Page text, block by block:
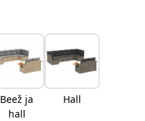
Beež ja
hall
Hall